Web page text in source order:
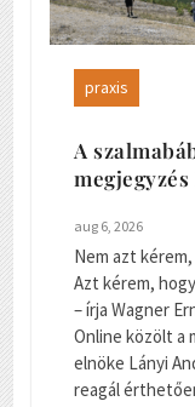
praxis
A
aug 6, 2026
Nem azt
Azt kérem,
– írja Wagner
Online közölt a
elnöke Lányi
reagál